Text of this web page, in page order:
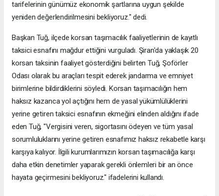
tarifelerinin günümüz ekonomik şartlarına uygun şekilde
yeniden değerlendirilmesini bekliyoruz." dedi.
Başkan Tuğ, ilçede korsan taşımacılık faaliyetlerinin de kayıtlı
taksici esnafını mağdur ettiğini vurguladı. Şiran'da yaklaşık 20
korsan taksinin faaliyet gösterdiğini belirten Tuğ, Şoförler
Odası olarak bu araçları tespit ederek jandarma ve emniyet
birimlerine bildirdiklerini söyledi. Korsan taşımacılığın hem
haksız kazanca yol açtığını hem de yasal yükümlülüklerini
yerine getiren taksici esnafının ekmeğini elinden aldığını ifade
eden Tuğ, "Vergisini veren, sigortasını ödeyen ve tüm yasal
sorumluluklarını yerine getiren esnafımız haksız rekabetle karşı
karşıya kalıyor. İlgili kurumlarımızın korsan taşımacılığa karşı
daha etkin denetimler yaparak gerekli önlemleri bir an önce
hayata geçirmesini bekliyoruz." ifadelerini kullandı.